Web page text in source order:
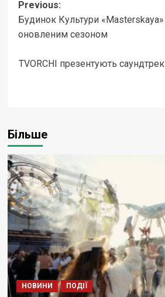
Post
navigation
Previous:
Будинок Культури «Masterskaya»
оновленим сезоном
TVORCHI презентують
Більше
НОВИНИ ПОДІЇ